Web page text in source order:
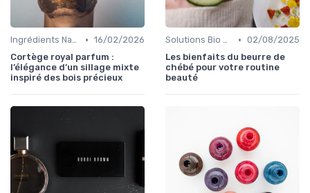
Ingrédients Naturels et Leurs Propriétés • 16/02/2026
Cortège royal parfum :
l’élégance d’un sillage mixte
inspiré des bois précieux
Solutions Bio pour Problèmes de Peau • 02/08/2025
Les bienfaits du beurre de
chébé pour votre routine
beauté